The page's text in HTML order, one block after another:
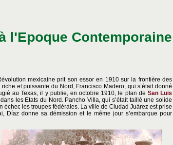
l'Epoque Contemporaine
mexicaine prit son essor en 1910 sur la frontière des
et puissante du Nord, Francisco Madero, qui s’était donné
au Texas, il y publie, en octobre 1910, le plan de San Luis
les Etats du Nord. Pancho Villa, qui s’était taillé une solide
les troupes fédérales. La ville de Ciudad Juárez est prise
Díaz donne sa démission et le même jour s’embarque pour